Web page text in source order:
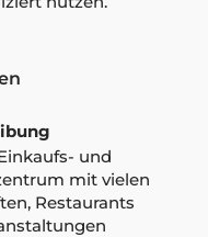
und
mit vielen
Restaurants